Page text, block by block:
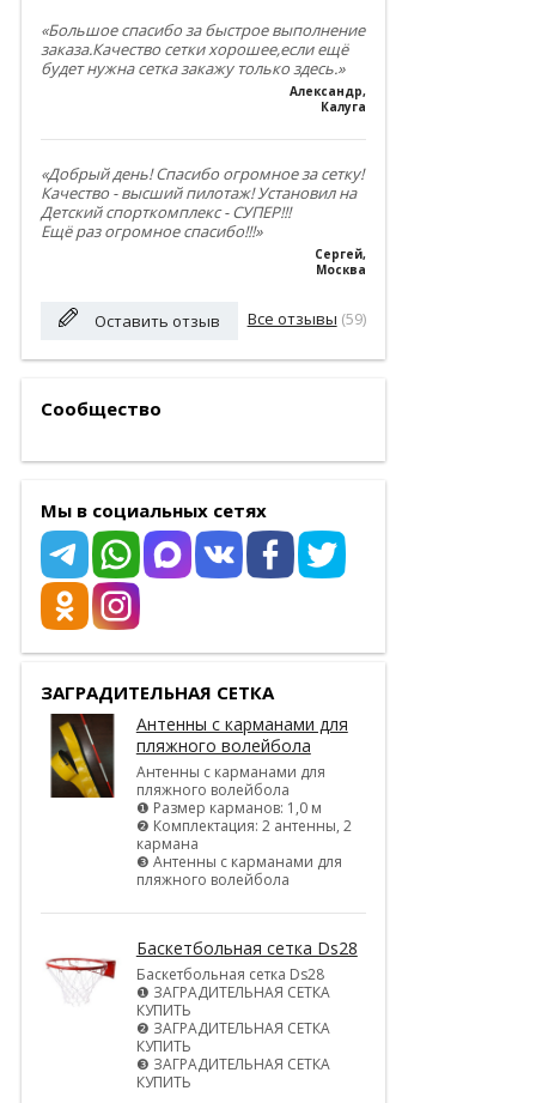
«Большое спасибо за быстрое выполнение
заказа.Качество сетки хорошее,если ещё
будет нужна сетка закажу только здесь.»
Александр,
Калуга
«Добрый день! Спасибо огромное за сетку!
Качество - высший пилотаж! Установил на
Детский спорткомплекс - СУПЕР!!!
Ещё раз огромное спасибо!!!»
Сергей,
Москва
Оставить отзыв Все отзывы (59)
Сообщество
Мы в социальных сетях
ЗАГРАДИТЕЛЬНАЯ СЕТКА
Антенны с карманами для
пляжного волейбола
Антенны с карманами для
пляжного волейбола
❶ Размер карманов: 1,0 м
❷ Комплектация: 2 антенны, 2
кармана
❸ Антенны с карманами для
пляжного волейбола
Баскетбольная сетка Ds28
Баскетбольная сетка Ds28
❶ ЗАГРАДИТЕЛЬНАЯ СЕТКА
КУПИТЬ
❷ ЗАГРАДИТЕЛЬНАЯ СЕТКА
КУПИТЬ
❸ ЗАГРАДИТЕЛЬНАЯ СЕТКА
КУПИТЬ